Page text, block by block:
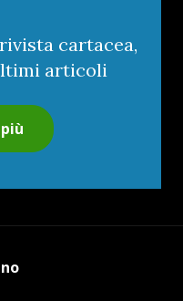
cartacea,
articoli